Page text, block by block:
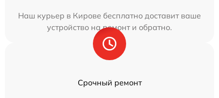
Наш курьер в Кирове бесплатно доставит ваше
устройство на ремонт и обратно.
Срочный ремонт